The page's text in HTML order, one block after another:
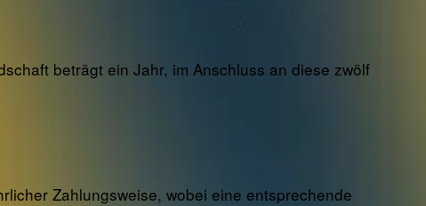
beträgt ein Jahr, im Anschluss an diese zwölf
Zahlungsweise, wobei eine entsprechende